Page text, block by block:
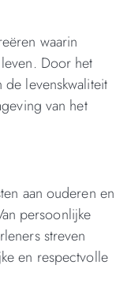
waarin
Door het
levenskwaliteit
van het
aan ouderen en
persoonlijke
streven
en respectvolle